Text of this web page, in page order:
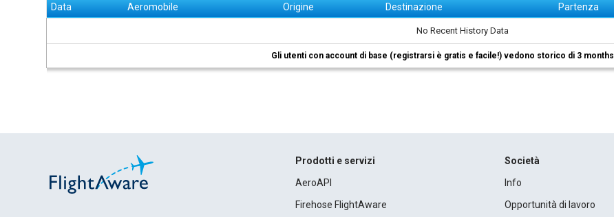
Data Aeromobile Origine Destinazione Partenza
No Recent History Data
Gli utenti con account di base (registrarsi è gratis e facile!) vedono storico di 3 months
Prodotti e servizi
AeroAPI
Firehose FlightAware
Società
Info
Opportunità di lavoro